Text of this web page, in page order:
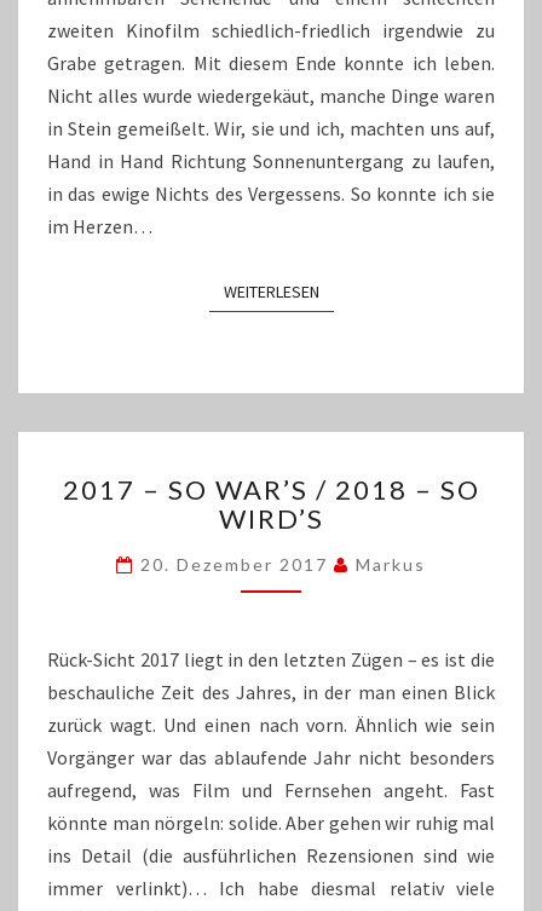
zweiten Kinofilm schiedlich-friedlich irgendwie zu
Grabe getragen. Mit diesem Ende konnte ich leben.
Nicht alles wurde wiedergekäut, manche Dinge waren
in Stein gemeißelt. Wir, sie und ich, machten uns auf,
Hand in Hand Richtung Sonnenuntergang zu laufen,
in das ewige Nichts des Vergessens. So konnte ich sie
im Herzen…
WEITERLESENWEITERLESEN
–
SO
/
2018
SO
2017 – SO WAR’S / 2018 – SO
WIRD’S
20. Dezember 2017 Markus
Rück-Sicht 2017 liegt in den letzten Zügen – es ist die
beschauliche Zeit des Jahres, in der man einen Blick
zurück wagt. Und einen nach vorn. Ähnlich wie sein
Vorgänger war das ablaufende Jahr nicht besonders
aufregend, was Film und Fernsehen angeht. Fast
könnte man nörgeln: solide. Aber gehen wir ruhig mal
ins Detail (die ausführlichen Rezensionen sind wie
immer verlinkt)… Ich habe diesmal relativ viele